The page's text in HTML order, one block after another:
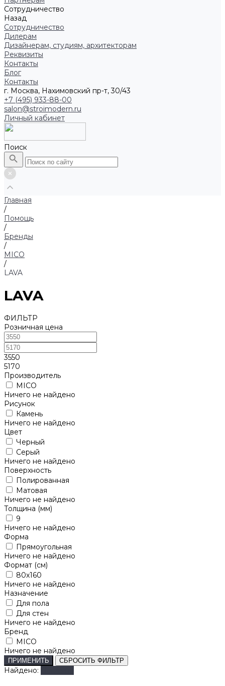
Сотрудничество
Назад
Сотрудничество
Дилерам
Дизайнерам, студиям, архитекторам
Реквизиты
Контакты
Блог
Контакты
г. Москва, Нахимовский пр-т, 30/43
+7 (495) 933-88-00
salon@stroimodern.ru
Личный кабинет
Поиск
Главная
/
Помощь
/
Бренды
/
MICO
/
LAVA
LAVA
ФИЛЬТР
Розничная цена
3550
5170
Производитель
MICO
Ничего не найдено
Рисунок
Камень
Ничего не найдено
Цвет
Черный
Серый
Ничего не найдено
Поверхность
Полированная
Матовая
Ничего не найдено
Толщина (мм)
9
Ничего не найдено
Форма
Прямоугольная
Ничего не найдено
Формат (см)
80x160
Ничего не найдено
Назначение
Для пола
Для стен
Ничего не найдено
Бренд
MICO
Ничего не найдено
ПРИМЕНИТЬ СБРОСИТЬ ФИЛЬТР
Найдено: